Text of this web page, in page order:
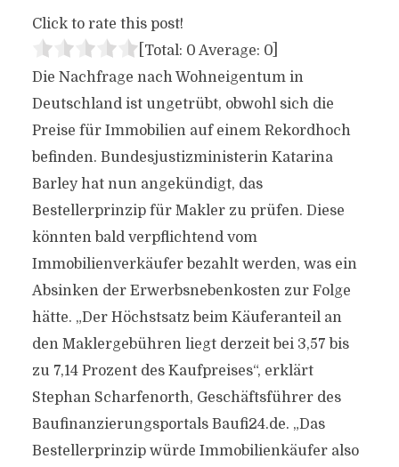
Click to rate this post!
[Total: 0 Average: 0]
Die Nachfrage nach Wohneigentum in
Deutschland ist ungetrübt, obwohl sich die
Preise für Immobilien auf einem Rekordhoch
befinden. Bundesjustizministerin Katarina
Barley hat nun angekündigt, das
Bestellerprinzip für Makler zu prüfen. Diese
könnten bald verpflichtend vom
Immobilienverkäufer bezahlt werden, was ein
Absinken der Erwerbsnebenkosten zur Folge
hätte. „Der Höchstsatz beim Käuferanteil an
den Maklergebühren liegt derzeit bei 3,57 bis
zu 7,14 Prozent des Kaufpreises“, erklärt
Stephan Scharfenorth, Geschäftsführer des
Baufinanzierungsportals Baufi24.de. „Das
Bestellerprinzip würde Immobilienkäufer also